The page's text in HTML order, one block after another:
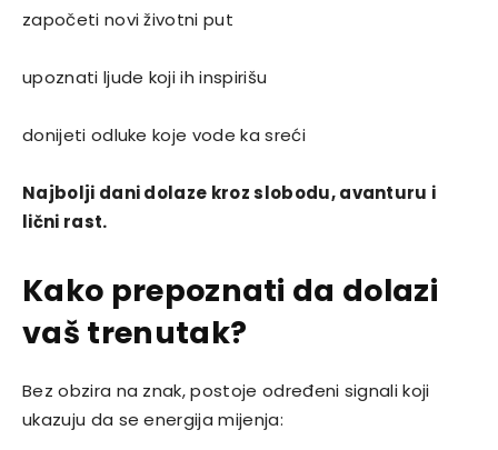
započeti novi životni put
upoznati ljude koji ih inspirišu
donijeti odluke koje vode ka sreći
Najbolji dani dolaze kroz slobodu, avanturu i
lični rast.
Kako prepoznati da dolazi
vaš trenutak?
Bez obzira na znak, postoje određeni signali koji
ukazuju da se energija mijenja: